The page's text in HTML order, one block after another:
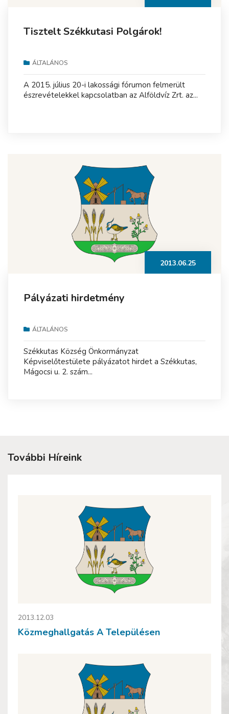
Tisztelt Székkutasi Polgárok!
ÁLTALÁNOS
A 2015. július 20-i lakossági fórumon felmerült
észrevételekkel kapcsolatban az Alföldvíz Zrt. az...
2013.06.25
Pályázati hirdetmény
ÁLTALÁNOS
Székkutas Község Önkormányzat
Képviselőtestülete pályázatot hirdet a Székkutas,
Mágocsi u. 2. szám...
További Híreink
2013.12.03
Közmeghallgatás A Településen